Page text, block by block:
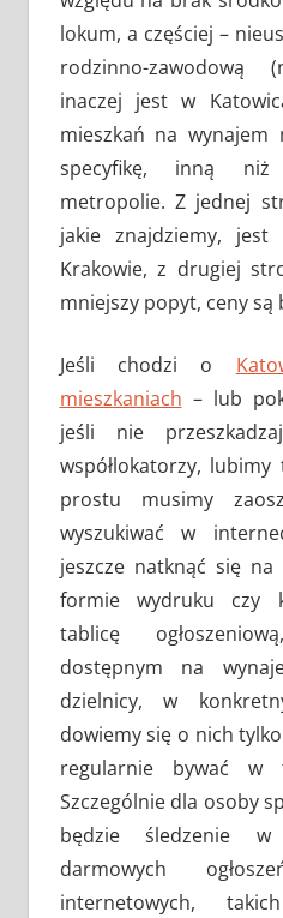
lokum, a częściej –
rodzinno-
inaczej jest w
mieszkań na wynajem
specyfikę, inną niż
metropolie. Z jednej
jakie znajdziemy,
Krakowie, z drugiej
mniejszy popyt, ceny
Jeśli chodzi o
mieszkaniach – lub
jeśli nie
współlokatorzy,
prostu musimy
wyszukiwać w
jeszcze natknąć się na
formie wydruku czy
tablicę
dostępnym na
dzielnicy, w
dowiemy się o nich
regularnie bywać w
Szczególnie dla osoby
będzie śledzenie w
darmowych
internetowych,